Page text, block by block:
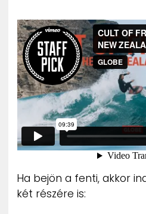
Ha bejön a fenti, akkor
két részére is: